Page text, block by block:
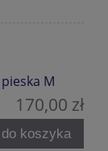
M
170,00 zł
do koszyka